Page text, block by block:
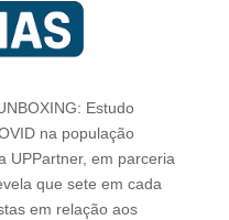
Estudo
na população
UPPartner, em parceria
que sete em cada
em relação aos